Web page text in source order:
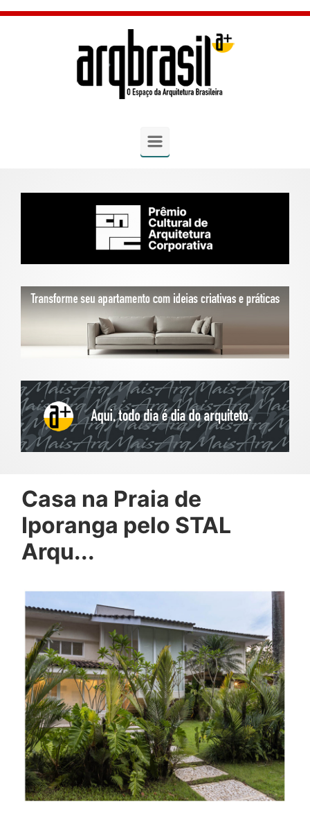
Skip to main content
Casa na Praia de
Iporanga pelo STAL
Arqu...